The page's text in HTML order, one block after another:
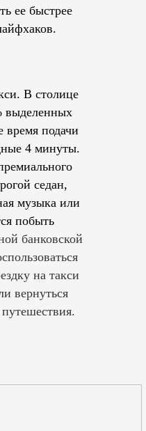
ее быстрее
В столице
выделенных
время подачи
4 минуты.
седан,
музыка или
побыть
банковской
на такси
вернуться